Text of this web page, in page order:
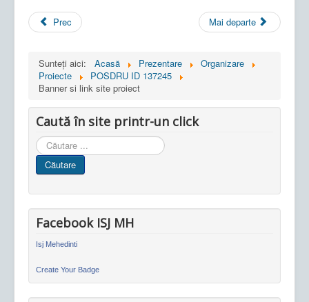
Prec Mai departe
Sunteți aici: Acasă Prezentare
Organizare
Proiecte
POSDRU ID 137245
Banner si link site proiect
Caută în site printr-un click
Cauta
in
site
Căutare
Facebook ISJ MH
Isj Mehedinti
Create Your Badge